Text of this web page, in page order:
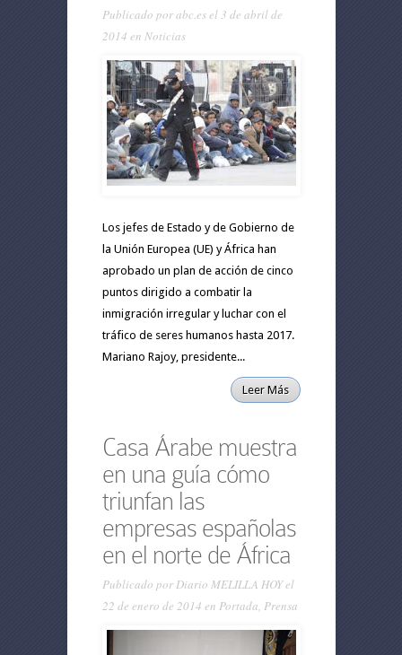
Publicado porabc.esel 3 de abril de
2014 en Noticias
Los jefes de Estado y de Gobierno de
la Unión Europea (UE) y África han
aprobado un plan de acción de cinco
puntos dirigido a combatir la
inmigración irregular y luchar con el
tráfico de seres humanos hasta 2017.
Mariano Rajoy, presidente...
Leer Más
Casa Árabe muestra
en una guía cómo
triunfan las
empresas españolas
en el norte de África
Publicado porDiario MELILLA HOYel
22 de enero de 2014 en Portada, Prensa